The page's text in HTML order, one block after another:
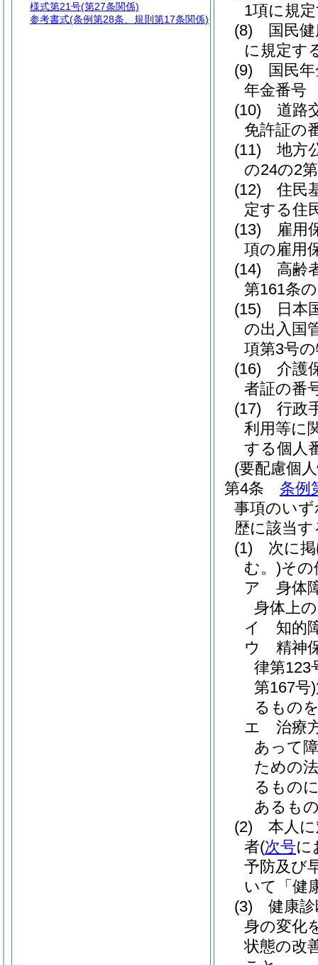
1項に規
(8)
国民
に規定す
(9)
国民
年金番号
(10)
道路
免許証の
(11)
地方
の24の2
(12)
住民
定する住
(13)
雇用
項の雇用
(14)
高齢
第161条
(15)
日本
の出入国
項第3号
(16)
介護
者証の番
(17)
行政
利用等に
する個人
(要配慮個
第4条
条例
事項のい
歴に該当
(1)
次に
む。)そ
ア
身体
身体上
イ
知的
ウ
精神
律第123
第167号)
るもの
エ
治療
あって
ための
るもの
あるも
(2)
本人
者(次号に
予防及び
いて「健
(3)
健康
身の変化
状態の改
様式第21号(第27条関係)
参考書式(条例第28条、規則第17条関係)